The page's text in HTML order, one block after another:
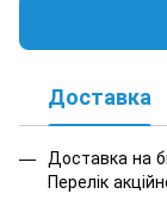
Доставка
Доставка на
Перелік